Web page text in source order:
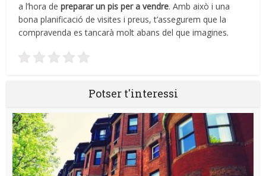
a l’hora depreparar un pis per a vendre. Amb això i una
bona planificació de visites i preus, t’assegurem que la
compravenda es tancarà molt abans del que imagines.
Potser t'interessi